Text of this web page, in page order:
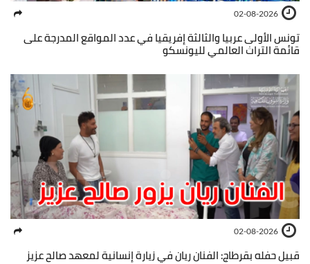
02-08-2026
تونس الأولى عربيا والثالثة إفريقيا في عدد المواقع المدرجة على
قائمة التراث العالمي لليونسكو
02-08-2026
قبيل حفله بقرطاج: الفنان ريان في زيارة إنسانية لمعهد صالح عزيز